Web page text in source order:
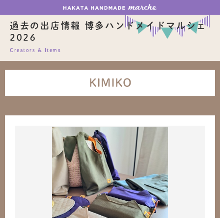
過去の出店情報 博多ハンドメイドマルシェ
2026
Creators & Items
KIMIKO